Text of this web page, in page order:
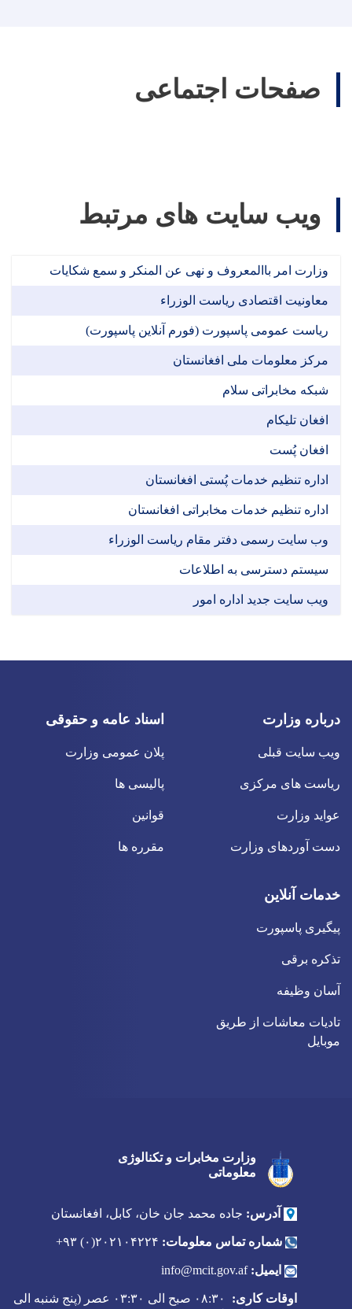
صفحات اجتماعی
ویب سایت های مرتبط
وزارت امر باالمعروف و نهی عن المنکر و سمع شکایات
معاونیت اقتصادی ریاست الوزراء
ریاست عمومی پاسپورت (فورم آنلاین پاسپورت)
مرکز معلومات ملی افغانستان
شبکه مخابراتی سلام
افغان تلیکام
افغان پُست
اداره تنظیم خدمات پُستی افغانستان
اداره تنظیم خدمات مخابراتی افغانستان
وب سایت رسمی دفتر مقام ریاست الوزراء
سیستم دسترسی به اطلاعات
ویب سایت جدید اداره امور
درباره وزارت
ویب سایت قبلی
ریاست های مرکزی
عواید وزارت
دست آوردهای وزارت
اسناد عامه و حقوقی
پلان عمومی وزارت
پالیسی ها
قوانین
مقرره ها
خدمات آنلاین
پیگیری پاسپورت
تذکره برقی
آسان وظیفه
تادیات معاشات از طریق
موبایل
وزارت مخابرات و تکنالوژی
معلوماتی
آدرس: جاده محمد جان خان، کابل، افغانستان
شماره تماس معلومات:
ایمیل:info@mcit.gov.af
اوقات کاری:
۰۸:۳۰ صبح الی ۰۳:۳۰ عصر (پنج شنبه الی